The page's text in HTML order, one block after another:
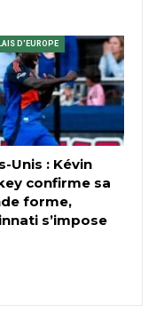
D'EUROPE
Unis : Kévin
confirme sa
forme,
s’impose